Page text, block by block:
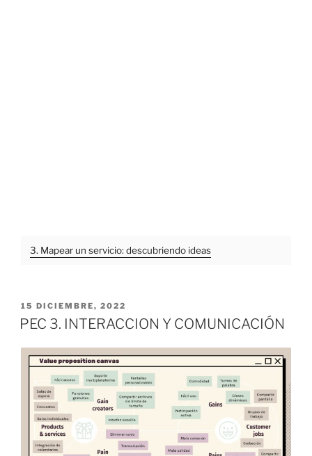
3. Mapear un servicio: descubriendo ideas
PUBLICADO
EL
15 DICIEMBRE, 2022
PEC 3. INTERACCION Y COMUNICACIÓN